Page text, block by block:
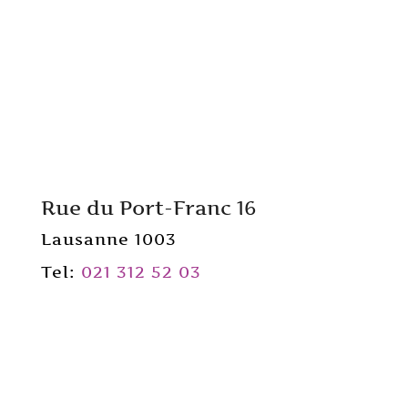
Rue du Port-Franc 16
Lausanne 1003
Tel: 021 312 52 03